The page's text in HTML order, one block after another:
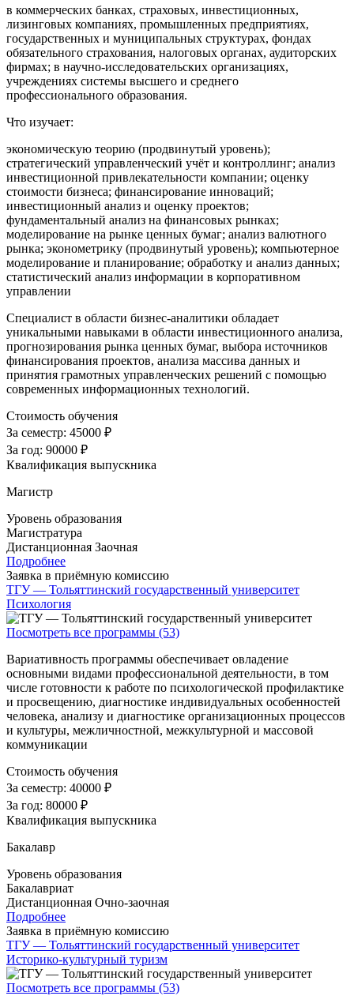
в коммерческих банках, страховых, инвестиционных,
лизинговых компаниях, промышленных предприятиях,
государственных и муниципальных структурах, фондах
обязательного страхования, налоговых органах, аудиторских
фирмах; в научно-исследовательских организациях,
учреждениях системы высшего и среднего
профессионального образования.
Что изучает:
экономическую теорию (продвинутый уровень);
стратегический управленческий учёт и контроллинг; анализ
инвестиционной привлекательности компании; оценку
стоимости бизнеса; финансирование инноваций;
инвестиционный анализ и оценку проектов;
фундаментальный анализ на финансовых рынках;
моделирование на рынке ценных бумаг; анализ валютного
рынка; эконометрику (продвинутый уровень); компьютерное
моделирование и планирование; обработку и анализ данных;
статистический анализ информации в корпоративном
управлении
Специалист в области бизнес-аналитики обладает
уникальными навыками в области инвестиционного анализа,
прогнозирования рынка ценных бумаг, выбора источников
финансирования проектов, анализа массива данных и
принятия грамотных управленческих решений с помощью
современных информационных технологий.
Стоимость обучения
За семестр: 45000 ₽
За год: 90000 ₽
Квалификация выпускника
Магистр
Уровень образования
Магистратура
Дистанционная Заочная
Подробнее
Заявка в приёмную комиссию
ТГУ — Тольяттинский государственный университет
Психология
Посмотреть все программы (53)
Вариативность программы обеспечивает овладение
основными видами профессиональной деятельности, в том
числе готовности к работе по психологической профилактике
и просвещению, диагностике индивидуальных особенностей
человека, анализу и диагностике организационных процессов
и культуры, межличностной, межкультурной и массовой
коммуникации
Стоимость обучения
За семестр: 40000 ₽
За год: 80000 ₽
Квалификация выпускника
Бакалавр
Уровень образования
Бакалавриат
Дистанционная Очно-заочная
Подробнее
Заявка в приёмную комиссию
ТГУ — Тольяттинский государственный университет
Историко-культурный туризм
Посмотреть все программы (53)